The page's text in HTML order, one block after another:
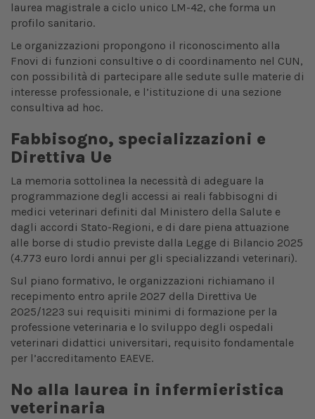
laurea magistrale a ciclo unico LM-42, che forma un
profilo sanitario.
Le organizzazioni propongono il riconoscimento alla
Fnovi di funzioni consultive o di coordinamento nel CUN,
con possibilità di partecipare alle sedute sulle materie di
interesse professionale, e l’istituzione di una sezione
consultiva ad hoc.
Fabbisogno, specializzazioni e
Direttiva Ue
La memoria sottolinea la necessità di adeguare la
programmazione degli accessi ai reali fabbisogni di
medici veterinari definiti dal Ministero della Salute e
dagli accordi Stato-Regioni, e di dare piena attuazione
alle borse di studio previste dalla Legge di Bilancio 2025
(4.773 euro lordi annui per gli specializzandi veterinari).
Sul piano formativo, le organizzazioni richiamano il
recepimento entro aprile 2027 della Direttiva Ue
2025/1223 sui requisiti minimi di formazione per la
professione veterinaria e lo sviluppo degli ospedali
veterinari didattici universitari, requisito fondamentale
per l’accreditamento EAEVE.
No alla laurea in infermieristica
veterinaria